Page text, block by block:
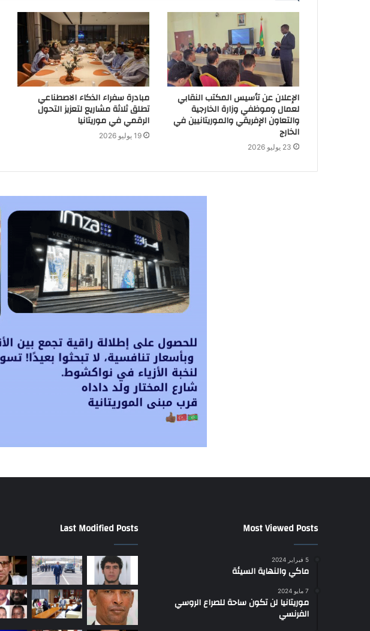
الإعلان عن تأسيس المكتب النقابي
لعمال وموظفي وزارة الخارجية
والتعاون الإفريقي والموريتانيين في
الخارج
23 يوليو 2026
مبادرة سفراء الذكاء الاصطناعي
تطلق ثلاثة مشاريع لتعزيز التحول
الرقمي في موريتانيا
19 يوليو 2026
Most Viewed Posts
5 فبراير 2024
ماكي والنهاية السيئة
7 مايو 2024
موريتانيا لن تكون ساحة للصراع الروسي
الفرنسي
Last Modified Posts